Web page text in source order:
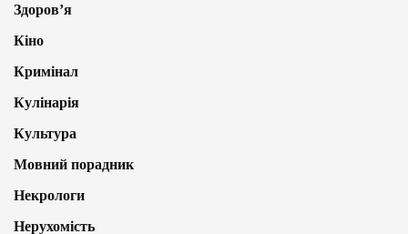
Здоров’я
Кіно
Кримінал
Кулінарія
Культура
Мовний порадник
Некрологи
Нерухомість